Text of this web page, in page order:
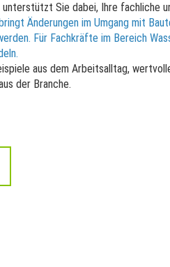
Sie dabei, Ihre fachliche
Änderungen im Umgang mit
Für Fachkräfte im Bereich
aus dem Arbeitsalltag,
der Branche.
Fachkenntnisse
und Dokumentation